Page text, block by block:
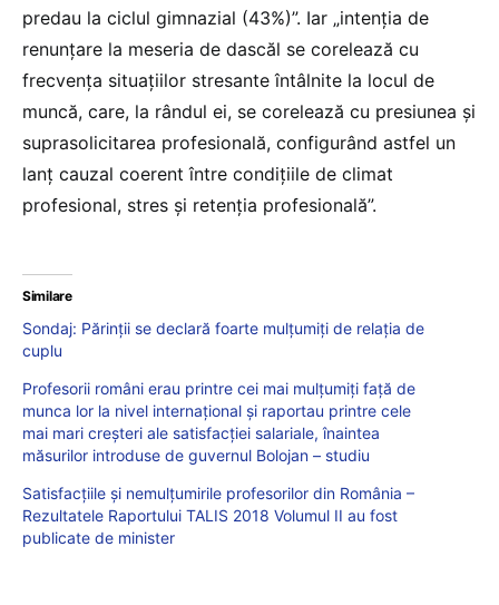
predau la ciclul gimnazial (43%)”. Iar „intenția de
renunțare la meseria de dascăl se corelează cu
frecvența situațiilor stresante întâlnite la locul de
muncă, care, la rândul ei, se corelează cu presiunea și
suprasolicitarea profesională, configurând astfel un
lanț cauzal coerent între condițiile de climat
profesional, stres și retenția profesională”.
Similare
Sondaj: Părinții se declară foarte mulţumiţi de relaţia de
cuplu
Profesorii români erau printre cei mai mulțumiți față de
munca lor la nivel internațional și raportau printre cele
mai mari creșteri ale satisfacției salariale, înaintea
măsurilor introduse de guvernul Bolojan – studiu
Satisfacţiile şi nemulţumirile profesorilor din România –
Rezultatele Raportului TALIS 2018 Volumul II au fost
publicate de minister